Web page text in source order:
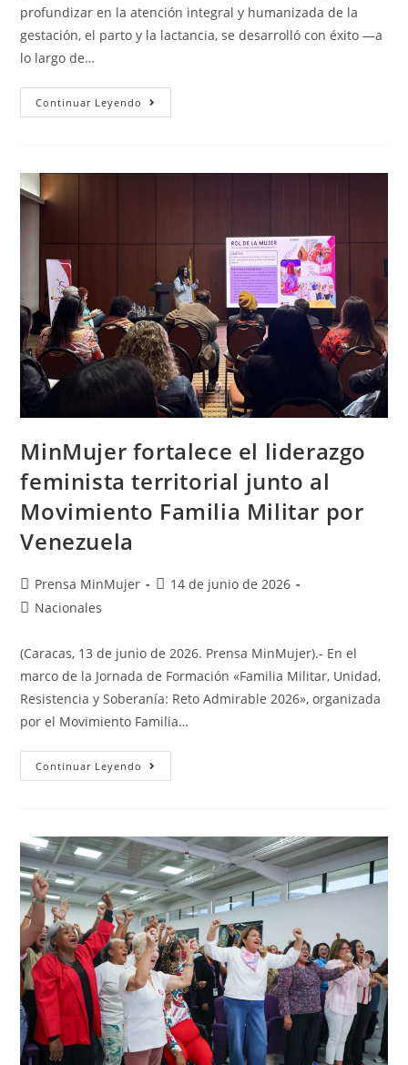
profundizar en la atención integral y humanizada de la
gestación, el parto y la lactancia, se desarrolló con éxito —a
lo largo de…
Continuar Leyendo
MinMujer fortalece el liderazgo
feminista territorial junto al
Movimiento Familia Militar por
Venezuela
Prensa MinMujer
14 de junio de 2026
Nacionales
(Caracas, 13 de junio de 2026. Prensa MinMujer).- En el
marco de la Jornada de Formación «Familia Militar, Unidad,
Resistencia y Soberanía: Reto Admirable 2026», organizada
por el Movimiento Familia…
Continuar Leyendo